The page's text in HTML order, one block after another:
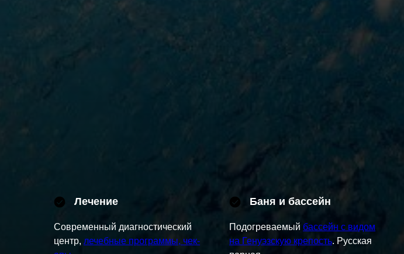
Лечение
Современный диагностический
центр, лечебные программы, чек-
Баня и бассейн
Подогреваемый бассейн с видом
на Генуэзскую крепость. Русская